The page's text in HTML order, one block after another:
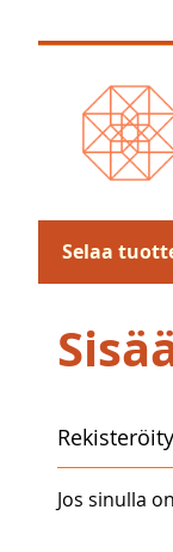
to
Selaa
Jos sinulla